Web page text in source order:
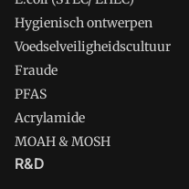
Hygienisch ontwerpen
Voedselveiligheidscultuur
Fraude
PFAS
Acrylamide
MOAH & MOSH
R&D